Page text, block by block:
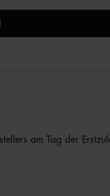
am Tag der